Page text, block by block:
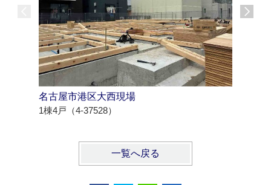
名古屋市港区大西現場
1棟4戸（4-37528）
一覧へ戻る